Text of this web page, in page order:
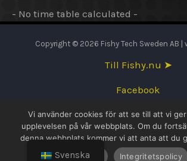
- No time table calculated -
Copyright © 2026 Fishy Tech Sweden AB |
Till Fishy.nu ➤
Facebook
English
Svenska
Svenska
Vi använder cookies för att se till att vi
upplevelsen på vår webbplats. Om du
denna webbplats kommer vi att anta att du
Integritetspolicy